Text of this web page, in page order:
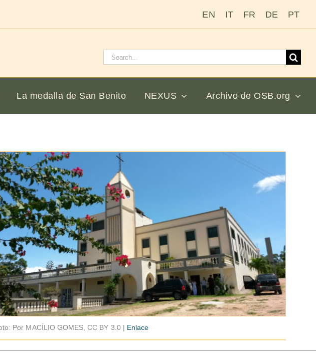
EN IT FR DE PT
Buscar:
La medalla de San Benito NEXUS Archivo de OSB.org
Por MACÍLIO GOMES, CC BY 3.0 | Enlace